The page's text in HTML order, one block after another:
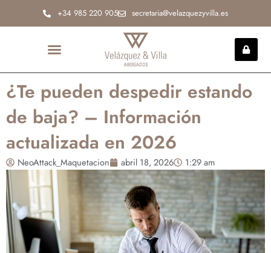
+34 985 220 905 secretaria@velazquezyvilla.es
¿Te pueden despedir estando
de baja? – Información
actualizada en 2026
NeoAttack_Maquetacion abril 18, 2026 1:29 am